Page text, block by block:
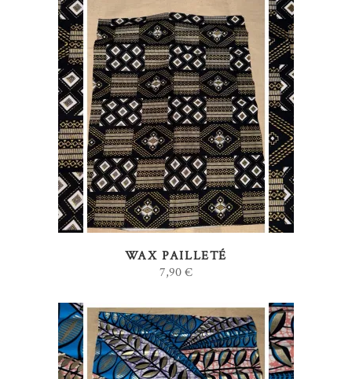
AJOUTER AU PANIER
WAX PAILLETÉ
7,90€